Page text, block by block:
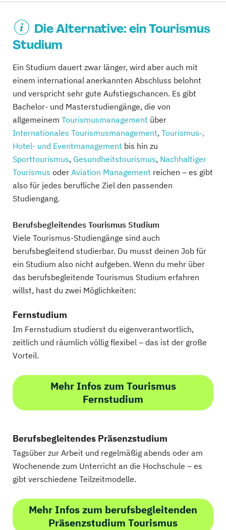
Die Alternative: ein Tourismus
Studium
Ein Studium dauert zwar länger, wird aber auch mit
einem international anerkannten Abschluss belohnt
und verspricht sehr gute Aufstiegschancen. Es gibt
Bachelor- und Masterstudiengänge, die von
allgemeinem Tourismusmanagement über
Internationales Tourismusmanagement, Tourismus-,
Hotel- und Eventmanagement bis hin zu
Sporttourismus, Gesundheitstourismus, Nachhaltiger
Tourismus oder Aviation Management reichen – es gibt
also für jedes berufliche Ziel den passenden
Studiengang.
Berufsbegleitendes Tourismus Studium
Viele Tourismus-Studiengänge sind auch
berufsbegleitend studierbar. Du musst deinen Job für
ein Studium also nicht aufgeben. Wenn du mehr über
das berufsbegleitende Tourismus Studium erfahren
willst, hast du zwei Möglichkeiten:
Fernstudium
Im Fernstudium studierst du eigenverantwortlich,
zeitlich und räumlich völlig flexibel – das ist der große
Vorteil.
Mehr Infos zum Tourismus
Fernstudium
Berufsbegleitendes Präsenzstudium
Tagsüber zur Arbeit und regelmäßig abends oder am
Wochenende zum Unterricht an die Hochschule – es
gibt verschiedene Teilzeitmodelle.
Mehr Infos zum berufsbegleitenden
Präsenzstudium Tourismus